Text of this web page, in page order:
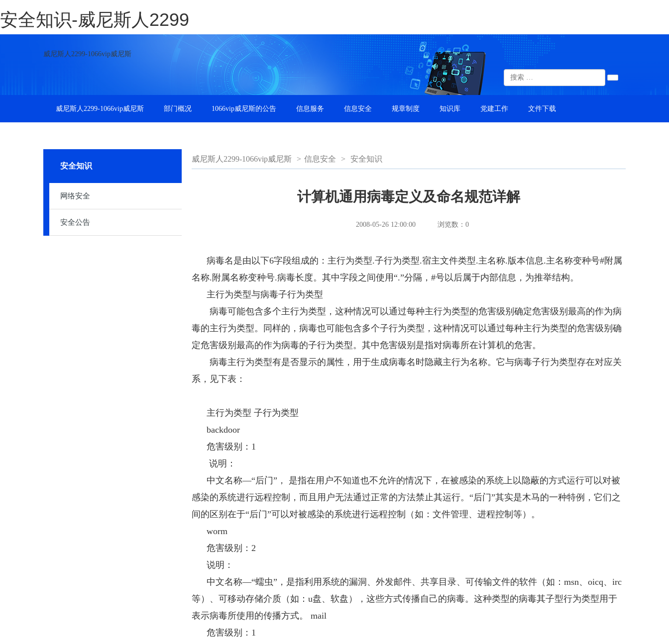
安全知识-威尼斯人2299
威尼斯人2299-1066vip威尼斯
威尼斯人2299-1066vip威尼斯 部门概况 1066vip威尼斯的公告 信息服务 信息安全 规章制度 知识库 党建工作 文件下载
安全知识
网络安全
安全公告
威尼斯人2299-1066vip威尼斯 > 信息安全 > 安全知识
计算机通用病毒定义及命名规范详解
2008-05-26 12:00:00 浏览数：0
病毒名是由以下6字段组成的：主行为类型.子行为类型.宿主文件类型.主名称.版本信息.主名称变种号#附属
名称.附属名称变种号.病毒长度。其中字段之间使用“.”分隔，#号以后属于内部信息，为推举结构。
主行为类型与病毒子行为类型
病毒可能包含多个主行为类型，这种情况可以通过每种主行为类型的危害级别确定危害级别最高的作为病
毒的主行为类型。同样的，病毒也可能包含多个子行为类型，这种情况可以通过每种主行为类型的危害级别确
定危害级别最高的作为病毒的子行为类型。其中危害级别是指对病毒所在计算机的危害。
病毒主行为类型有是否显示的属性，用于生成病毒名时隐藏主行为名称。它与病毒子行为类型存在对应关
系，见下表：
主行为类型 子行为类型
backdoor
危害级别：1
说明：
中文名称―“后门”， 是指在用户不知道也不允许的情况下，在被感染的系统上以隐蔽的方式运行可以对被
感染的系统进行远程控制，而且用户无法通过正常的方法禁止其运行。“后门”其实是木马的一种特例，它们之
间的区别在于“后门”可以对被感染的系统进行远程控制（如：文件管理、进程控制等）。
worm
危害级别：2
说明：
中文名称―“蠕虫”，是指利用系统的漏洞、外发邮件、共享目录、可传输文件的软件（如：msn、oicq、irc
等）、可移动存储介质（如：u盘、软盘），这些方式传播自己的病毒。这种类型的病毒其子型行为类型用于
表示病毒所使用的传播方式。 mail
危害级别：1